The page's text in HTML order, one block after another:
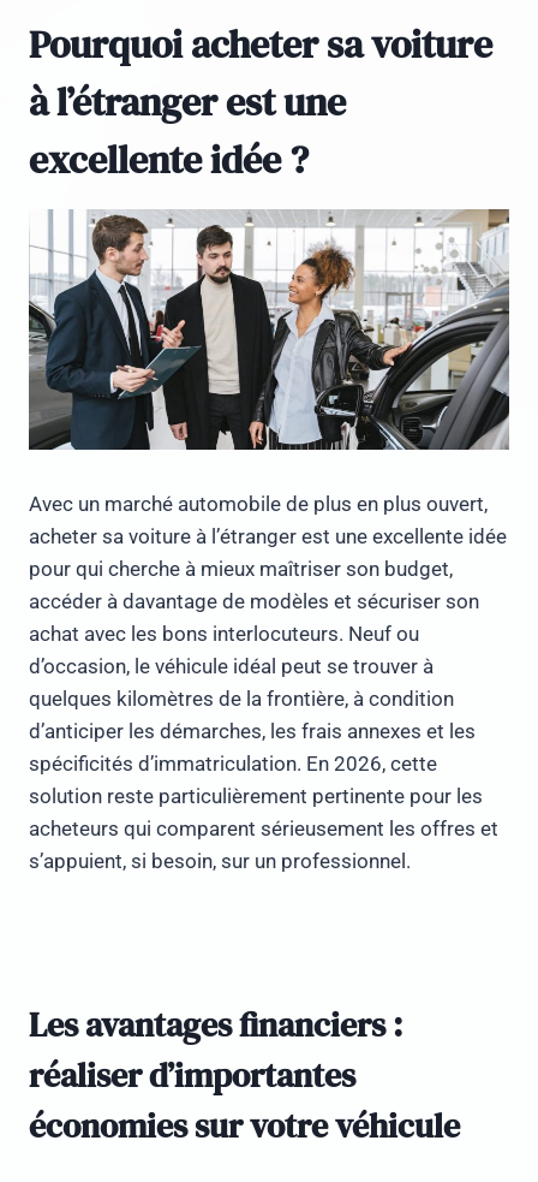
Pourquoi acheter sa voiture
à l’étranger est une
excellente idée ?
Avec un marché automobile de plus en plus ouvert,
acheter sa voiture à l’étranger est une excellente idée
pour qui cherche à mieux maîtriser son budget,
accéder à davantage de modèles et sécuriser son
achat avec les bons interlocuteurs. Neuf ou
d’occasion, le véhicule idéal peut se trouver à
quelques kilomètres de la frontière, à condition
d’anticiper les démarches, les frais annexes et les
spécificités d’immatriculation. En 2026, cette
solution reste particulièrement pertinente pour les
acheteurs qui comparent sérieusement les offres et
s’appuient, si besoin, sur un professionnel.
Les avantages financiers :
réaliser d’importantes
économies sur votre véhicule